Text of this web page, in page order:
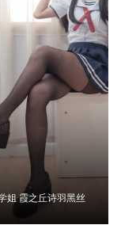
姐 霞之丘诗羽黑丝